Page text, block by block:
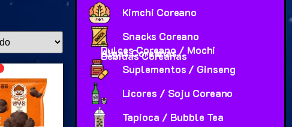
Kimchi Coreano
Snacks Coreano
Dulces Coreano / Mochi
Algas Coreanas
Bebidas Coreanas
Suplementos / Ginseng
Licores / Soju Coreano
Tapioca / Bubble Tea